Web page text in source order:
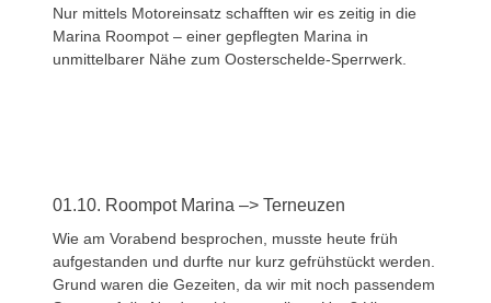
Nur mittels Motoreinsatz schafften wir es zeitig in die
Marina Roompot – einer gepflegten Marina in
unmittelbarer Nähe zum Oosterschelde-Sperrwerk.
01.10. Roompot Marina –> Terneuzen
Wie am Vorabend besprochen, musste heute früh
aufgestanden und durfte nur kurz gefrühstückt werden.
Grund waren die Gezeiten, da wir mit noch passendem